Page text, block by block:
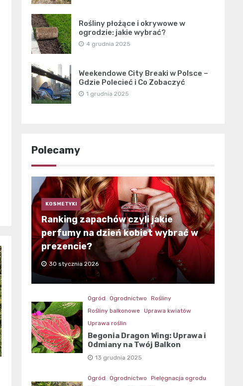
Rośliny płożące i okrywowe w
ogrodzie: jakie wybrać?
4 grudnia 2025
Weekendowe City Breaki w Polsce –
Gdzie Polecieć i Co Zobaczyć
1 grudnia 2025
Polecamy
KOSMETYKI
Ranking zapachów czyli jakie
perfumy na dzień kobiet wybrać w
prezencie?
30 stycznia 2026
Ogród Ogrodnictwo
Rośliny
Rośliny balkonowe Uprawa kwiatów
Uprawa roślin
Begonia Dragon Wing: Uprawa i
Odmiany na Twój Balkon
13 grudnia 2025
Ogród Ogrodnictwo
Pielęgnacja ogrodu